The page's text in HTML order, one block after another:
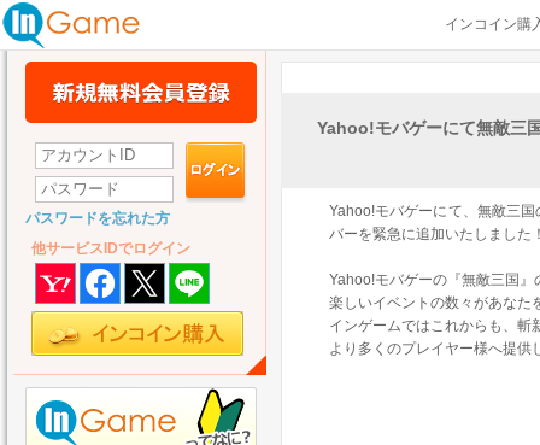
インコイン購
パスワードを忘れた方
他サービスIDでログイン
Yahoo!モバゲーにて無敵三
Yahoo!モバゲーにて、無敵三
バーを緊急に追加いたしました
Yahoo!モバゲーの『無敵三国
楽しいイベントの数々があなた
インゲームではこれからも、斬
より多くのプレイヤー様へ提供